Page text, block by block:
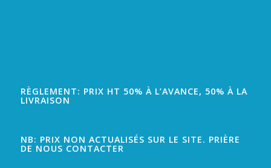
RÈGLEMENT: PRIX HT 50% À L’AVANCE, 50% À LA
LIVRAISON
NB: PRIX NON ACTUALISÉS SUR LE SITE. PRIÈRE
DE NOUS CONTACTER